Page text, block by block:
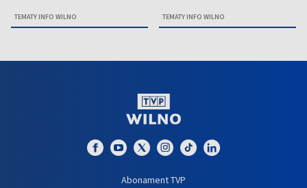
TEMATY INFO WILNO TEMATY INFO WILNO
Abonament TVP